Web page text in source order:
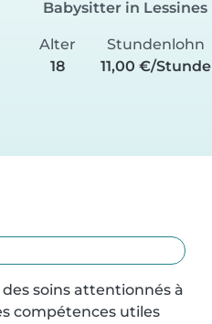
Babysitter in Lessines
Alter
18
Stundenlohn
11,00 €/Stunde
soins attentionnés à
compétences utiles